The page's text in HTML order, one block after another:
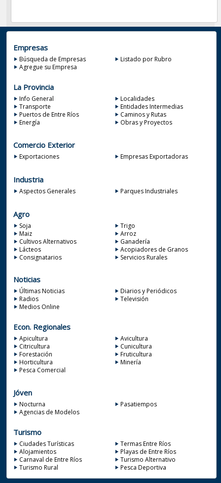
Empresas
Búsqueda de Empresas
Listado por Rubro
Agregue su Empresa
La Provincia
Info General
Localidades
Transporte
Entidades Intermedias
Puertos de Entre Ríos
Caminos y Rutas
Energía
Obras y Proyectos
Comercio Exterior
Exportaciones Empresas Exportadoras
Industria
Aspectos Generales Parques Industriales
Agro
Soja
Trigo
Maiz
Arroz
Cultivos Alternativos
Ganadería
Lácteos
Acopiadores de Granos
Consignatarios
Servicios Rurales
Noticias
Últimas Noticias
Diarios y Periódicos
Radios
Televisión
Medios Online
Econ. Regionales
Apicultura
Avicultura
Citricultura
Cunicultura
Forestación
Fruticultura
Horticultura
Minería
Pesca Comercial
Jóven
Nocturna
Pasatiempos
Agencias de Modelos
Turismo
Ciudades Turísticas
Termas Entre Ríos
Alojamientos
Playas de Entre Ríos
Carnaval de Entre Ríos
Turismo Alternativo
Turismo Rural
Pesca Deportiva